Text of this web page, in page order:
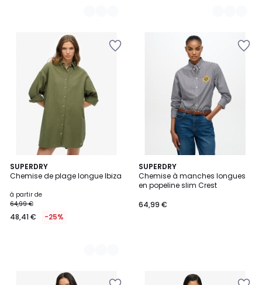
SUPERDRY
Chemise de plage longue Ibiza
à partir de
64,99 €
48,41 € -25%
3
Couleurs
SUPERDRY
Chemise à manches longues
en popeline slim Crest
64,99 €